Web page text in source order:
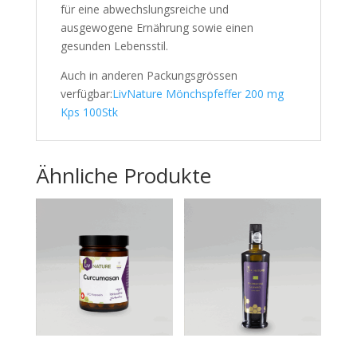
für eine abwechslungsreiche und
ausgewogene Ernährung sowie einen
gesunden Lebensstil.
Auch in anderen Packungsgrössen
verfügbar:LivNature Mönchspfeffer 200 mg
Kps 100Stk
Ähnliche Produkte